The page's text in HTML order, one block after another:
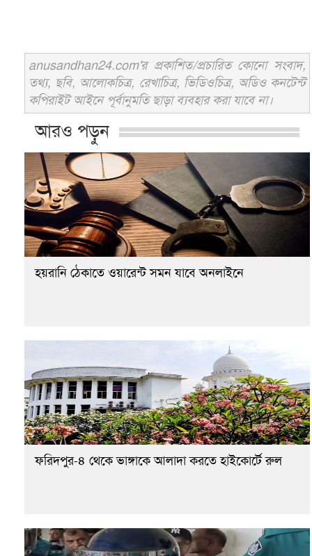
anusandhan24.com'র প্রকাশিত/প্রচারিত কোনো সংবাদ,
তথ্য, ছবি, আলোকচিত্র, রেখাচিত্র, ভিডিওচিত্র, অডিও কনটেন্ট
কপিরাইট আইনে পূর্বানুমতি ছাড়া ব্যবহার করা যাবে না।
আরও পড়ুন
হয়রানি ঠেকাতে ওয়ারেন্ট সমন যাবে অনলাইনে
ফরিদপুর-৪ থেকে ভাঙ্গাকে আলাদা করতে হাইকোর্টে রুল